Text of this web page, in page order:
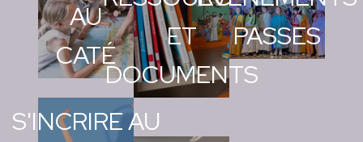
AU
CATÉ
ET
DOCUMENTS
PASSES
S'INCRIRE AU